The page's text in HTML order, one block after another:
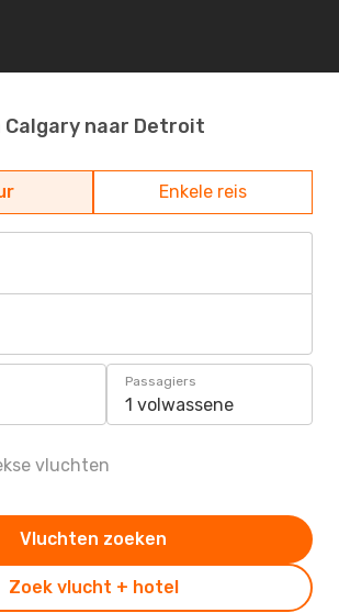
Calgary naar Detroit
Enkele reis
Passagiers
1 volwassene
vluchten
Zoek vlucht + hotel
Vluchten zoeken